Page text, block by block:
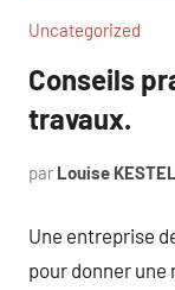
Uncategorized
Conseils
travaux.
par Louise
Une entreprise
pour donner une